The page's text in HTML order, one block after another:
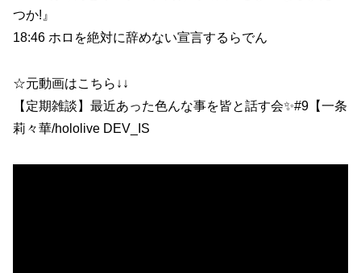
つか!』
18:46 ホロを絶対に辞めない宣言するらでん
☆元動画はこちら↓↓
【定期雑談】最近あった色んな事を皆と話す会✨#9【一条
莉々華/hololive DEV_IS